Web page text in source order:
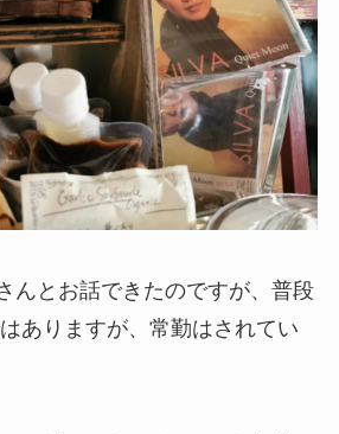
んとお話できたのですが、普段
ありますが、常勤はされてい